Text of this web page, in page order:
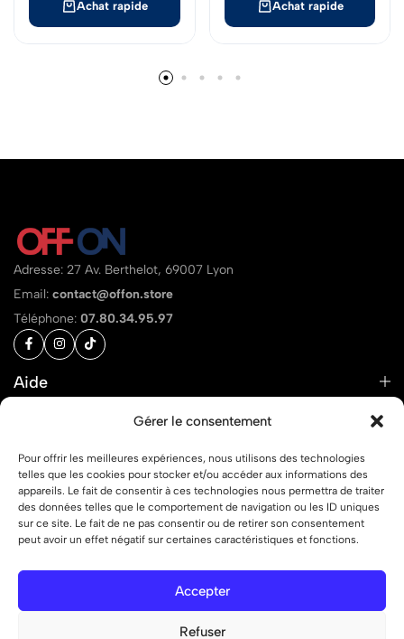
Gérer le consentement
Pour offrir les meilleures expériences, nous utilisons des technologies
telles que les cookies pour stocker et/ou accéder aux informations des
appareils. Le fait de consentir à ces technologies nous permettra de traiter
des données telles que le comportement de navigation ou les ID uniques
sur ce site. Le fait de ne pas consentir ou de retirer son consentement
peut avoir un effet négatif sur certaines caractéristiques et fonctions.
Accepter
Refuser
Achat rapide Achat rapide
Adresse: 27 Av. Berthelot, 69007 Lyon
Email: contact@offon.store
Téléphone: 07.80.34.95.97
Aide
© 2026 OFF ON – Tous droits réservés.